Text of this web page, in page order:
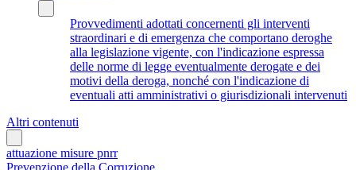
Provvedimenti adottati concernenti gli interventi
straordinari e di emergenza che comportano deroghe
alla legislazione vigente, con l'indicazione espressa
delle norme di legge eventualmente derogate e dei
motivi della deroga, nonché con l'indicazione di
eventuali atti amministrativi o giurisdizionali intervenuti
Altri contenuti
attuazione misure pnrr
Prevenzione della Corruzione